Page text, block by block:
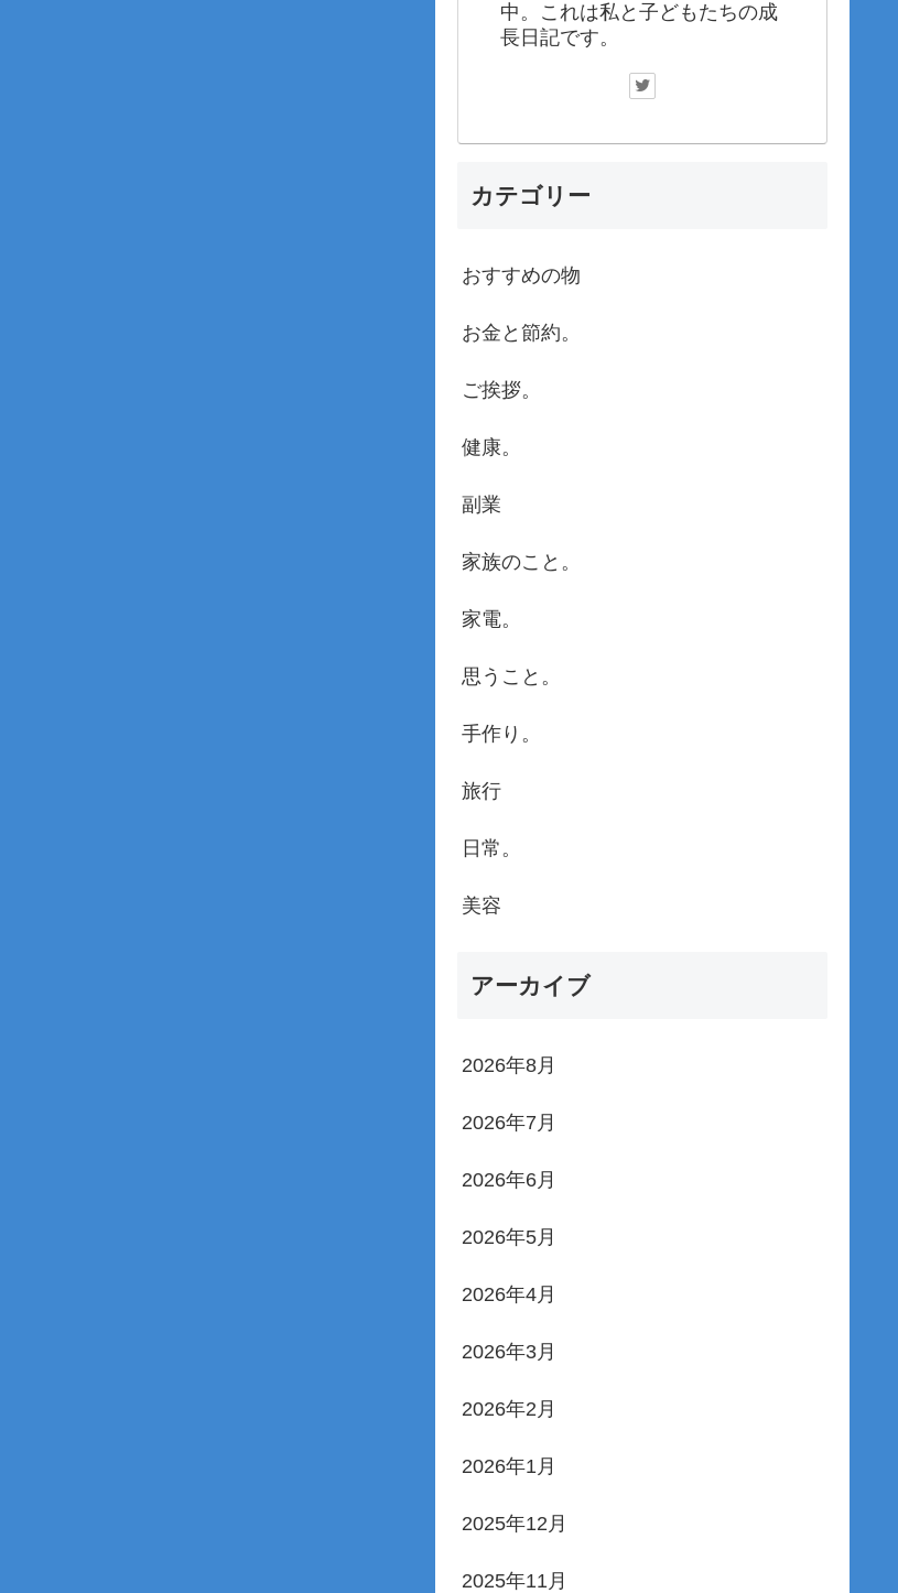
中。これは私と子どもたちの成
長日記です。
カテゴリー
おすすめの物
お金と節約。
ご挨拶。
健康。
副業
家族のこと。
家電。
思うこと。
手作り。
旅行
日常。
美容
アーカイブ
2026年8月
2026年7月
2026年6月
2026年5月
2026年4月
2026年3月
2026年2月
2026年1月
2025年12月
2025年11月